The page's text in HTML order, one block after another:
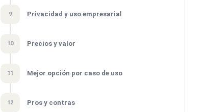
9 Privacidad y uso empresarial
10 Precios y valor
11 Mejor opción por caso de uso
12 Pros y contras